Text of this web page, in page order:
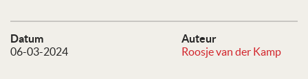
Datum
06-03-2024
Auteur
Roosje van der Kamp